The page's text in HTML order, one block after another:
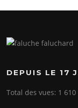
DEPUIS LE 17
Total des vues: 1 610